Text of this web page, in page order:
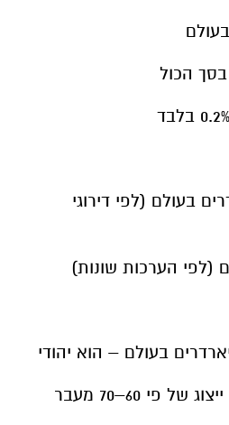
מיליארדרים בעולם (לפי דירוגי
התמונה היוצאת דופן: ייצוג של פי 60–70 מעבר